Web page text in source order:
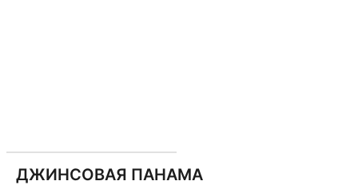
ДЖИНСОВАЯ ПАНАМА